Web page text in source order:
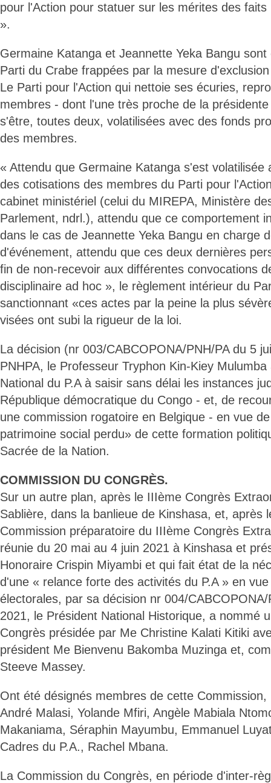
pour l'Action pour statuer sur les mérites des
».
Germaine Katanga et Jeannette Yeka Bangu
Parti du Crabe frappées par la mesure
Le Parti pour l'Action qui nettoie ses écuries,
membres - dont l'une très proche de la
s'être, toutes deux, volatilisées avec des fonds
des membres.
« Attendu que Germaine Katanga s'est volatilisée
des cotisations des membres du Parti pour
cabinet ministériel (celui du MIREPA, Ministère
Parlement, ndrl.), attendu que ce comportement
dans le cas de Jeannette Yeka Bangu en charge
d'événement, attendu que ces deux dernières
fin de non-recevoir aux différentes convocations
disciplinaire ad hoc », le règlement intérieur du
sanctionnant «ces actes par la peine la plus
visées ont subi la rigueur de la loi.
La décision (nr 003/CABCOPONA/PNH/PA du 5
PNHPA, le Professeur Tryphon Kin-Kiey
National du P.A à saisir sans délai les instances
République démocratique du Congo - et, de
une commission rogatoire en Belgique - en vue
patrimoine social perdu» de cette formation
Sacrée de la Nation.
COMMISSION DU CONGRÈS.
Sur un autre plan, après le IIIème Congrès
Sablière, dans la banlieue de Kinshasa, et, après
Commission préparatoire du IIIème Congrès
réunie du 20 mai au 4 juin 2021 à Kinshasa et
Honoraire Crispin Miyambi et qui fait état de la
d'une « relance forte des activités du P.A » en
électorales, par sa décision nr 004/
2021, le Président National Historique, a nommé
Congrès présidée par Me Christine Kalati Kitiki
président Me Bienvenu Bakomba Muzinga et,
Steeve Massey.
Ont été désignés membres de cette
André Malasi, Yolande Mfiri, Angèle Mabiala
Makaniama, Séraphin Mayumbu, Emmanuel
Cadres du P.A., Rachel Mbana.
La Commission du Congrès, en période d'inter-